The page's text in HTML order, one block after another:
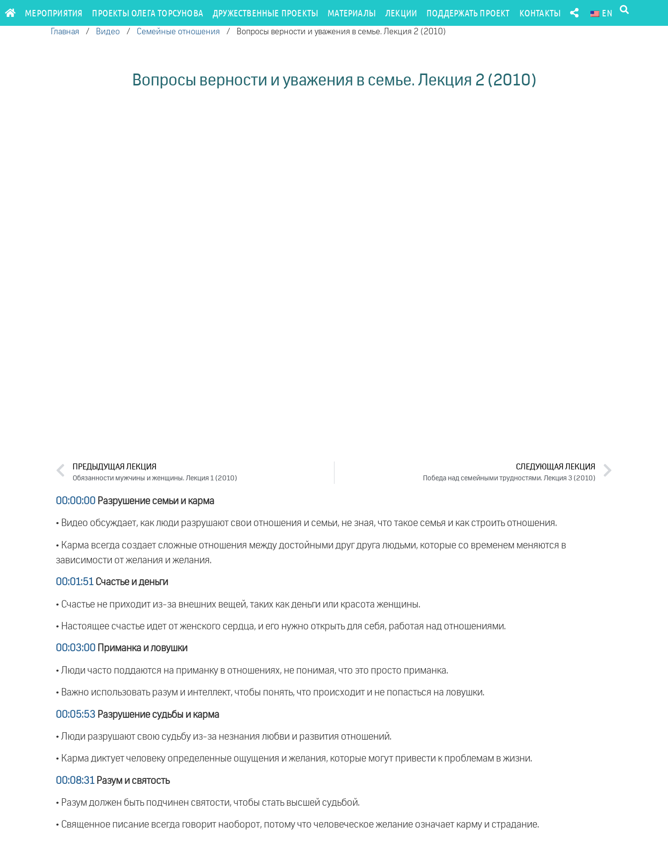
МЕРОПРИЯТИЯ ПРОЕКТЫ ОЛЕГА ТОРСУНОВА ДРУЖЕСТВЕННЫЕ ПРОЕКТЫ МАТЕРИАЛЫ ЛЕКЦИИ ПОДДЕРЖАТЬ ПРОЕКТ КОНТАКТЫ EN
Главная / Видео / Семейные отношения / Вопросы верности и уважения в семье. Лекция 2 (2010)
Вопросы верности и уважения в семье. Лекция 2 (2010)
ПРЕДЫДУЩАЯ ЛЕКЦИЯ
Обязанности мужчины и женщины. Лекция 1 (2010)
СЛЕДУЮЩАЯ ЛЕКЦИЯ
Победа над семейными трудностями. Лекция 3 (2010)
00:00:00 Разрушение семьи и карма
• Видео обсуждает, как люди разрушают свои отношения и семьи, не зная, что такое семья и как строить отношения.
• Карма всегда создает сложные отношения между достойными друг друга людьми, которые со временем меняются в
зависимости от желания и желания.
00:01:51 Счастье и деньги
• Счастье не приходит из-за внешних вещей, таких как деньги или красота женщины.
• Настоящее счастье идет от женского сердца, и его нужно открыть для себя, работая над отношениями.
00:03:00 Приманка и ловушки
• Люди часто поддаются на приманку в отношениях, не понимая, что это просто приманка.
• Важно использовать разум и интеллект, чтобы понять, что происходит и не попасться на ловушки.
00:05:53 Разрушение судьбы и карма
• Люди разрушают свою судьбу из-за незнания любви и развития отношений.
• Карма диктует человеку определенные ощущения и желания, которые могут привести к проблемам в жизни.
00:08:31 Разум и святость
• Разум должен быть подчинен святости, чтобы стать высшей судьбой.
• Священное писание всегда говорит наоборот, потому что человеческое желание означает карму и страдание.